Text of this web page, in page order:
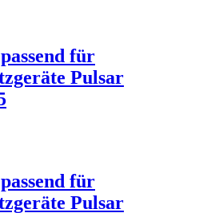
für
Pulsar
für
Pulsar